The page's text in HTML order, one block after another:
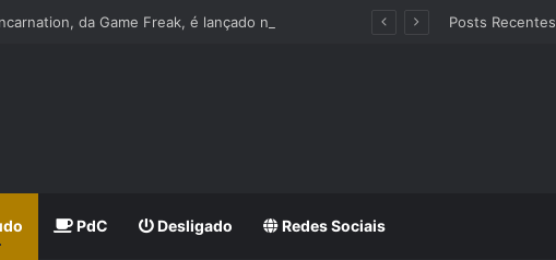
Posts Recentes
PdC Desligado Redes Sociais